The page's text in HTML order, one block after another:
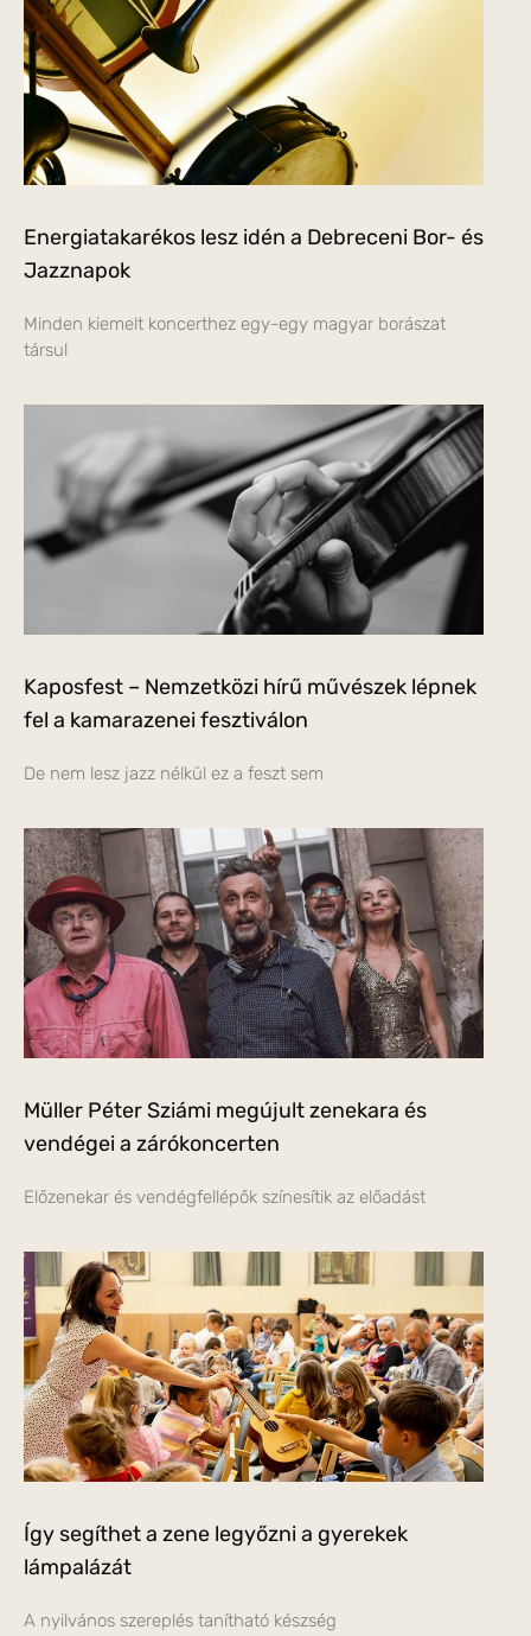
Energiatakarékos lesz idén a Debreceni Bor- és
Jazznapok
Minden kiemelt koncerthez egy-egy magyar borászat
társul
Kaposfest – Nemzetközi hírű művészek lépnek
fel a kamarazenei fesztiválon
De nem lesz jazz nélkül ez a feszt sem
Müller Péter Sziámi megújult zenekara és
vendégei a zárókoncerten
Előzenekar és vendégfellépők színesítik az előadást
Így segíthet a zene legyőzni a gyerekek
lámpalázát
A nyilvános szereplés tanítható készség